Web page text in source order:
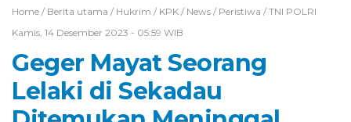
Home / Berita utama / Hukrim / KPK / News / Peristiwa / TNI POLRI
Kamis, 14 Desember 2023 - 05:59 WIB
Geger Mayat Seorang
Lelaki di Sekadau